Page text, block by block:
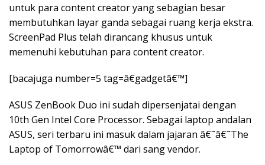
untuk para content creator yang sebagian besar
membutuhkan layar ganda sebagai ruang kerja ekstra.
ScreenPad Plus telah dirancang khusus untuk
memenuhi kebutuhan para content creator.
[bacajuga number=5 tag=â€gadgetâ€™]
ASUS ZenBook Duo ini sudah dipersenjatai dengan
10th Gen Intel Core Processor. Sebagai laptop andalan
ASUS, seri terbaru ini masuk dalam jajaran â€˜â€˜The
Laptop of Tomorrowâ€™ dari sang vendor.